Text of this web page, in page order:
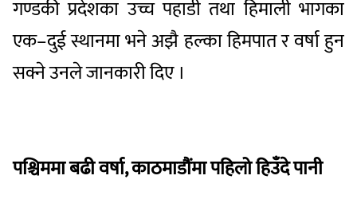
गण्डकी प्रदेशका उच्च पहाडी तथा हिमाली भागका
एक–दुई स्थानमा भने अझै हल्का हिमपात र वर्षा हुन
सक्ने उनले जानकारी दिए ।
पश्चिममा बढी वर्षा, काठमाडौंमा पहिलो हिउँदे पानी